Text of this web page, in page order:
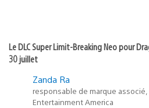
Le DLC Super Limit-Breaking Neo pour
30 juillet
Zanda Ra
responsable de marque associé,
Entertainment America